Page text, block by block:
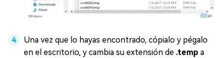
Una vez que lo hayas encontrado, cópialo y pégalo
en el escritorio, y cambia su extensión de .temp a